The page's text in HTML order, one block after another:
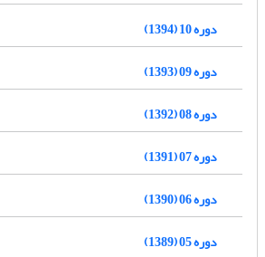
دوره 10 (1394)
دوره 09 (1393)
دوره 08 (1392)
دوره 07 (1391)
دوره 06 (1390)
دوره 05 (1389)